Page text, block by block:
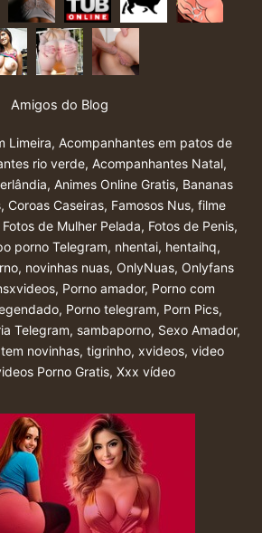
Amigos do Blog
Limeira, Acompanhantes em patos de
rio verde, Acompanhantes Natal,
, Animes Online Gratis, Bananas
, Coroas Caseiras, Famosos Nus, filme
Fotos de Mulher Pelada, Fotos de Penis,
porno Telegram, nhentai, hentaihq,
, novinhas nuas, OnlyNuas, Onlyfans
, Porno amador, Porno com
, Porno telegram, Porn Pics,
Telegram, sambaporno, Sexo Amador,
novinhas, tigrinho, xvideos, video
Porno Gratis, Xxx vídeo